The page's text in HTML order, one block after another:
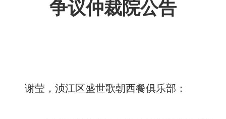
争议仲裁院公告
谢莹，浈江区盛世歌朝西餐俱乐部：